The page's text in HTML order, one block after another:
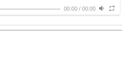
00:00 / 00:00